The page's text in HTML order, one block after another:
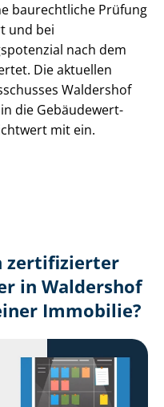
baurechtliche Prüfung
und bei
nach dem
Die aktuellen
Waldershof
die Ge­bäu­de­wert­
mit ein.
zertifizierter
in Waldershof
Immobilie?